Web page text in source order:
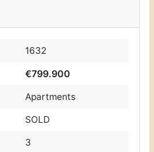
1632
€799.900
Apartments
SOLD
3